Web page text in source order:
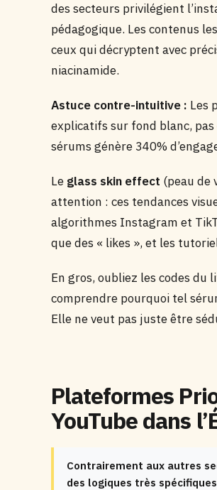
des secteurs privilégient
pédagogique. Les contenus
ceux qui décryptent avec
niacinamide.
Astuce contre-intuitive : Les
explicatifs sur fond blanc, pas
sérums génère 340%
Le glass skin effect (peau de
attention : ces tendances
algorithmes Instagram et
que des « likes », et les
En gros, oubliez les codes du
comprendre pourquoi tel
Elle ne veut pas juste être
Plateformes
YouTube dans
Contrairement aux autres
des logiques très